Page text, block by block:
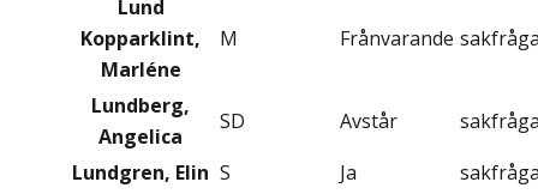
Lund
Kopparklint,
Marléne
M Frånvarande
Lundberg,
Angelica
SD Avstår
Lundgren, Elin S Ja